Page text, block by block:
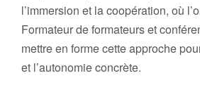
l’immersion et la coopération, où
Formateur de formateurs et
mettre en forme cette approche
et l’autonomie concrète.